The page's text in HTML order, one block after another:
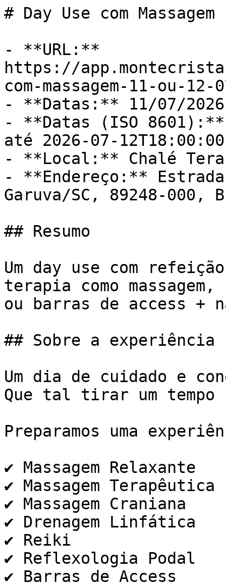
# Day Use com
- **URL:**
https://
com-massagem-11-ou-12-
- **Datas:** 11/07/
- **Datas (ISO 8601):**
até 2026-07-
- **Local:** Chalé
- **Endereço:**
Garuva/SC, 89248-000,
## Resumo
Um day use com
terapia como
ou barras de access
## Sobre a experiência
Um dia de cuidado e
Que tal tirar um tempo
Preparamos uma
✔️ Massagem Relaxante
✔️ Massagem Terapêutica
✔️ Massagem Craniana
✔️ Drenagem Linfática
✔️ Reiki
✔️ Reflexologia Podal
✔️ Barras de Access